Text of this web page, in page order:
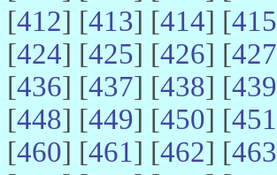
[412] [413] [414] [415
[424] [425] [426] [427
[436] [437] [438] [439
[448] [449] [450] [451
[460] [461] [462] [463